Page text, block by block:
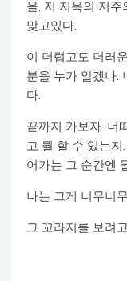
을, 저 지옥의 저
맞고있다.
이 더럽고도 더러
분을 누가 알겠나.
다.
끝까지 가보자. 너
고 뭘 할 수 있는
어가는 그 순간엔
나는 그게 너무너
그 꼬라지를 보려